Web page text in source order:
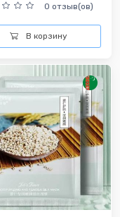
0 отзыв(ов)
В корзину